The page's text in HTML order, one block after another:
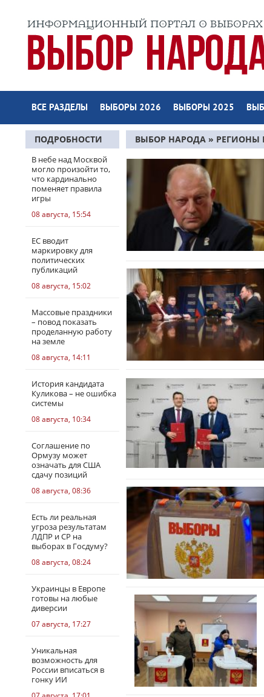
ВСЕ РАЗДЕЛЫ ВЫБОРЫ 2026 ВЫБОРЫ 2025
ПОДРОБНОСТИ
В небе над Москвой
могло произойти то,
что кардинально
поменяет правила
игры
08 августа, 15:54
ЕС вводит
маркировку для
политических
публикаций
08 августа, 15:02
Массовые праздники
– повод показать
проделанную работу
на земле
08 августа, 14:11
История кандидата
Куликова – не ошибка
системы
08 августа, 10:34
Соглашение по
Ормузу может
означать для США
сдачу позиций
08 августа, 08:36
Есть ли реальная
угроза результатам
ЛДПР и СР на
выборах в Госдуму?
08 августа, 08:24
Украинцы в Европе
готовы на любые
диверсии
07 августа, 17:27
Уникальная
возможность для
России вписаться в
гонку ИИ
ВЫБОР НАРОДА » РЕГИОНЫ
СТРАНИЦА 4